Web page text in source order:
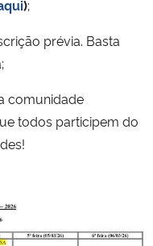
);
prévia. Basta
comunidade
todos participem do